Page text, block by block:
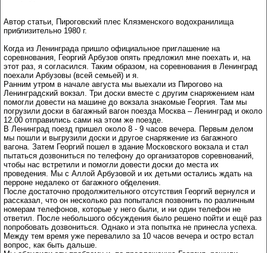
Автор статьи, Пироговский плес Клязменского водохранилища
приблизительно 1980 г.
Когда из Ленинграда пришло официальное приглашение на
соревнования, Георгий Арбузов опять предложил мне поехать и, на
этот раз, я согласился. Таким образом, на соревнования в Ленинград
поехали Арбузовы (всей семьей) и я.
Ранним утром в начале августа мы выехали из Пирогово на
Ленинградский вокзал. Три доски вместе с другим снаряжением нам
помогли довести на машине до вокзала знакомые Георгия. Там мы
погрузили доски в багажный вагон поезда Москва – Ленинград и около
12.00 отправились сами на этом же поезде.
В Ленинград поезд пришел около 8 - 9 часов вечера. Первым делом
мы пошли и выгрузили доски и другое снаряжение из багажного
вагона. Затем Георгий пошел в здание Московского вокзала и стал
пытаться дозвониться по телефону до организаторов соревнований,
чтобы нас встретили и помогли довести доски до места их
проведения. Мы с Аллой Арбузовой и их детьми остались ждать на
перроне недалеко от багажного обделения.
После достаточно продолжительного отсутствия Георгий вернулся и
рассказал, что он несколько раз попытался позвонить по различным
номерам телефонов, которые у него были, и ни один телефон не
ответил. После небольшого обсуждения было решено пойти и ещё раз
попробовать дозвониться. Однако и эта попытка не принесла успеха.
Между тем время уже перевалило за 10 часов вечера и остро встал
вопрос, как быть дальше.